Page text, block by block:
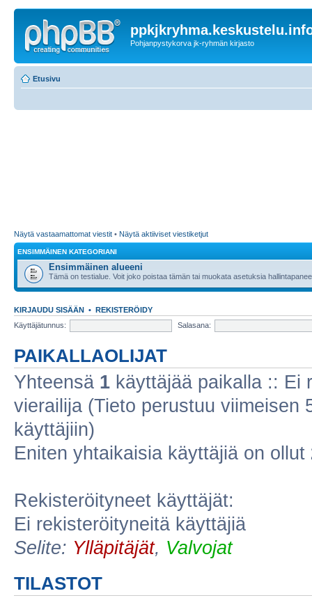
Pohjanpystykorva jk-ryhmän kirjasto
Etusivu
Näytä vastaamattomat viestit • Näytä aktiiviset viestiketjut
ENSIMMÄINEN KATEGORIANI
Ensimmäinen alueeni
Tämä on testialue. Voit joko poistaa tämän tai muokata asetuksia
KIRJAUDU SISÄÄN • REKISTERÖIDY
Käyttäjätunnus:
Salasana:
PAIKALLAOLIJAT
Yhteensä 1 käyttäjää paikalla :: Ei
vierailija (Tieto perustuu viimeisen
käyttäjiin)
Eniten yhtaikaisia käyttäjiä on ollut
Rekisteröityneet käyttäjät:
Ei rekisteröityneitä käyttäjiä
Selite: Ylläpitäjät, Valvojat
TILASTOT